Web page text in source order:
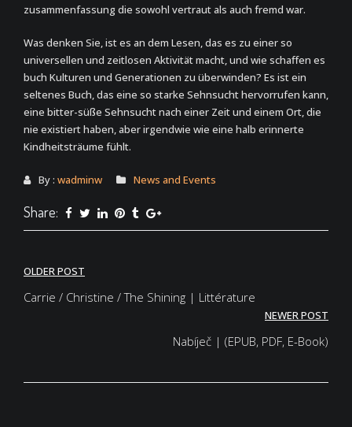
zusammenfassung die sowohl vertraut als auch fremd war.
Was denken Sie, ist es an dem Lesen, das es zu einer so
universellen und zeitlosen Aktivität macht, und wie schaffen es
buch Kulturen und Generationen zu überwinden? Es ist ein
seltenes Buch, das eine so starke Sehnsucht hervorrufen kann,
eine bitter-süße Sehnsucht nach einer Zeit und einem Ort, die
nie existiert haben, aber irgendwie wie eine halb erinnerte
Kindheitsträume fühlt.
By : wadminw News and Events
Share:
Post
navigation
OLDER POST
Carrie / Christine / The Shining | Littérature
NEWER POST
Nabíječ | (EPUB, PDF, E-Book)